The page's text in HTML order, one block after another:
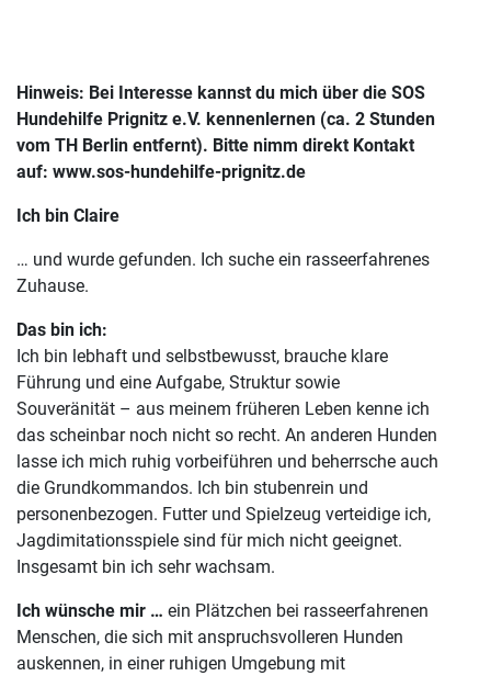
Hinweis: Bei Interesse kannst du mich über die SOS
Hundehilfe Prignitz e.V. kennenlernen (ca. 2 Stunden
vom TH Berlin entfernt). Bitte nimm direkt Kontakt
auf: www.sos-hundehilfe-prignitz.de
Ich bin Claire
… und wurde gefunden. Ich suche ein rasseerfahrenes
Zuhause.
Das bin ich:
Ich bin lebhaft und selbstbewusst, brauche klare
Führung und eine Aufgabe, Struktur sowie
Souveränität – aus meinem früheren Leben kenne ich
das scheinbar noch nicht so recht. An anderen Hunden
lasse ich mich ruhig vorbeiführen und beherrsche auch
die Grundkommandos. Ich bin stubenrein und
personenbezogen. Futter und Spielzeug verteidige ich,
Jagdimitationsspiele sind für mich nicht geeignet.
Insgesamt bin ich sehr wachsam.
Ich wünsche mir … ein Plätzchen bei rasseerfahrenen
Menschen, die sich mit anspruchsvolleren Hunden
auskennen, in einer ruhigen Umgebung mit